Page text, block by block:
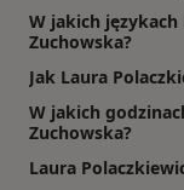
W jakich
Zuchowska?
Jak Laura
W jakich
Zuchowska?
Laura